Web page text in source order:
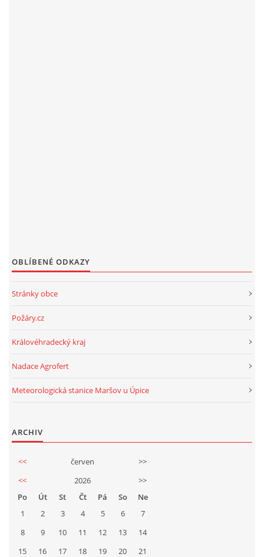
OBLÍBENÉ ODKAZY
Stránky obce
Požáry.cz
Královéhradecký kraj
Nadace Agrofert
Meteorologická stanice Maršov u Úpice
ARCHIV
<< červen
>>
<<
2026
>>
Po
Út St Čt Pá So
Ne
1
2 3 4 5 6
7
8
9 10 11 12 13
14
15
16 17 18 19 20 21